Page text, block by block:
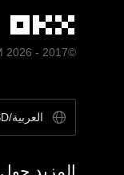
©2017 - 2026 OKX.COM
العربية/USD
المزيد حول OKX